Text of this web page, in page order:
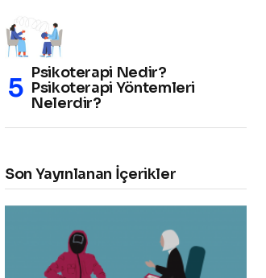
Psikoterapi Nedir?
Psikoterapi Yöntemleri
Nelerdir?
Son Yayınlanan İçerikler